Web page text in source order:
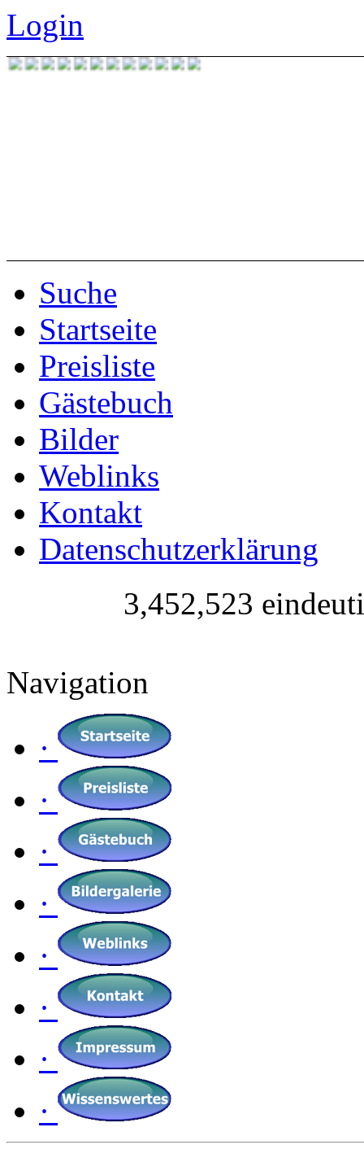
Login
Suche
Startseite
Preisliste
Gästebuch
Bilder
Weblinks
Kontakt
Datenschutzerklärung
3,452,523
Navigation
·
·
·
·
·
·
·
·